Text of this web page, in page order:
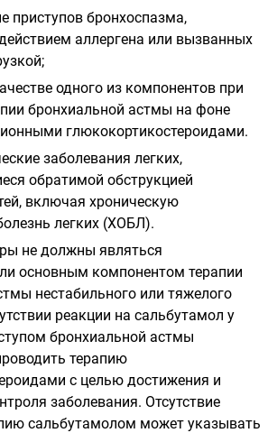
приступов бронхоспазма,
аллергена или вызванных
одного из компонентов при
бронхиальной астмы на фоне
глюкокортикостероидами.
заболевания легких,
обратимой обструкцией
включая хроническую
легких (ХОБЛ).
не должны являться
основным компонентом терапии
нестабильного или тяжелого
реакции на сальбутамол у
бронхиальной астмы
терапию
с целью достижения и
заболевания. Отсутствие
сальбутамолом может указывать